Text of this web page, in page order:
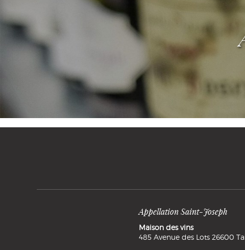
Appellation Saint-Joseph
Maison des vins
485 Avenue des Lots 26600